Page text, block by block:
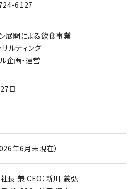
6127
展開による飲食事業
ルティング
企画・運営
日
年6月末現在）
長 兼 CEO：新川 義弘